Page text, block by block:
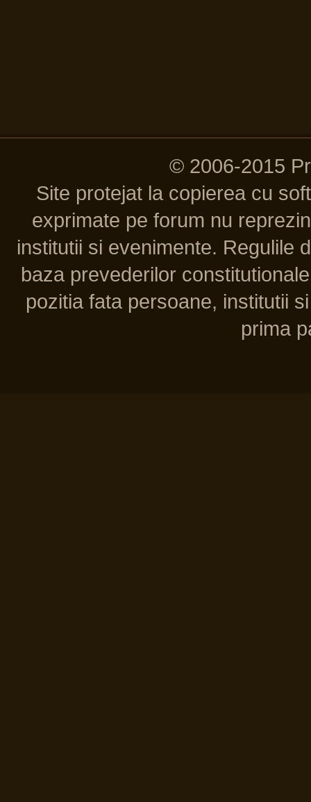
© 2006-2015
Site protejat la copierea cu
exprimate pe forum nu
institutii si evenimente. Regulile
baza prevederilor
pozitia fata persoane, institutii
prima